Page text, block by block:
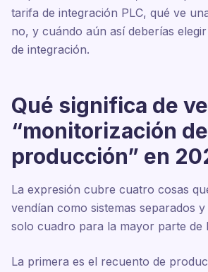
tarifa de integración PLC, qué ve
no, y cuándo aún así deberías
de integración.
Qué significa de
“monitorización de
producción” en
La expresión cubre cuatro cosas
vendían como sistemas separados
solo cuadro para la mayor parte de
La primera es el recuento de